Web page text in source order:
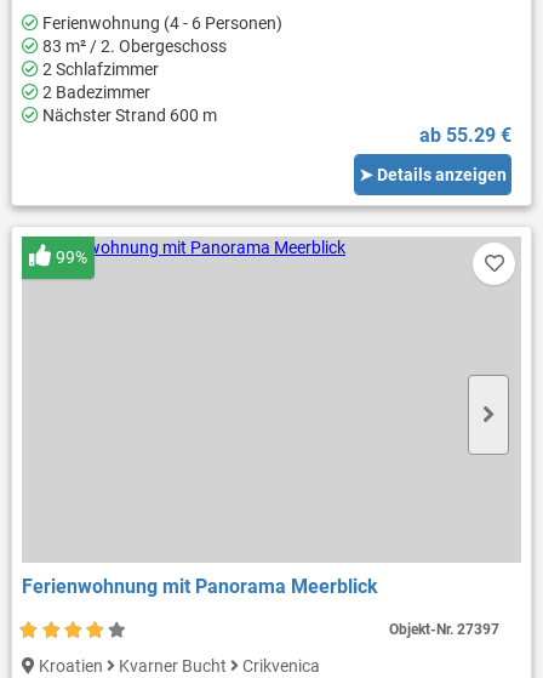
Ferienwohnung (4 - 6 Personen)
83 m² / 2. Obergeschoss
2 Schlafzimmer
2 Badezimmer
Nächster Strand 600 m
ab 55.29 €
➤ Details anzeigen
Ferienwohnung mit Panorama Meerblick
99%
Kroatien Kvarner Bucht
Crikvenica
Objekt-Nr.27397